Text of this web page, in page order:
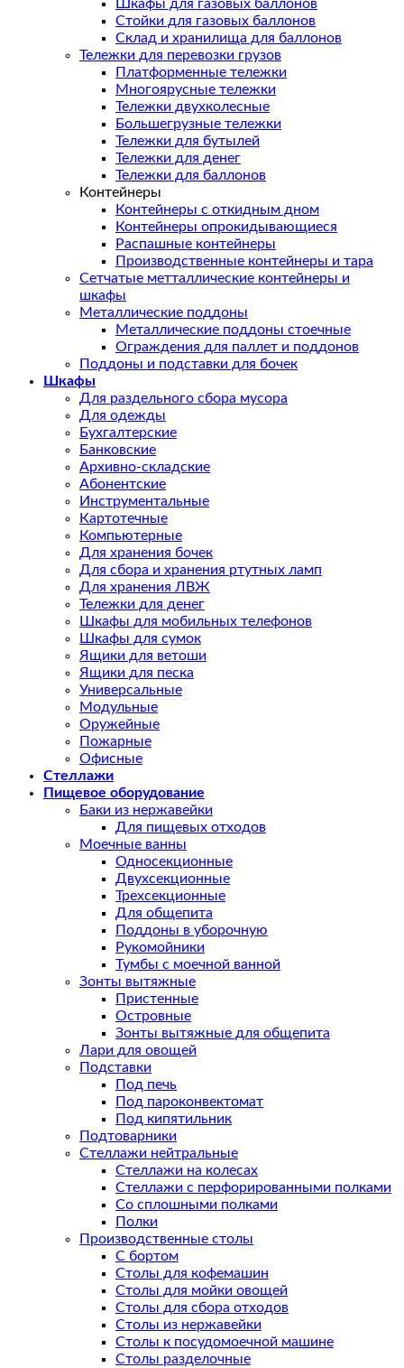
Шкафы для газовых баллонов
Стойки для газовых баллонов
Склад и хранилища для баллонов
Тележки для перевозки грузов
Платформенные тележки
Многоярусные тележки
Тележки двухколесные
Большегрузные тележки
Тележки для бутылей
Тележки для денег
Тележки для баллонов
Контейнеры
Контейнеры с откидным дном
Контейнеры опрокидывающиеся
Распашные контейнеры
Производственные контейнеры и тара
Сетчатые метталлические контейнеры и
шкафы
Металлические поддоны
Металлические поддоны стоечные
Ограждения для паллет и поддонов
Поддоны и подставки для бочек
Шкафы
Для раздельного сбора мусора
Для одежды
Бухгалтерские
Банковские
Архивно-складские
Абонентские
Инструментальные
Картотечные
Компьютерные
Для хранения бочек
Для сбора и хранения ртутных ламп
Для хранения ЛВЖ
Тележки для денег
Шкафы для мобильных телефонов
Шкафы для сумок
Ящики для ветоши
Ящики для песка
Универсальные
Модульные
Оружейные
Пожарные
Офисные
Стеллажи
Пищевое оборудование
Баки из нержавейки
Для пищевых отходов
Моечные ванны
Односекционные
Двухсекционные
Трехсекционные
Для общепита
Поддоны в уборочную
Рукомойники
Тумбы с моечной ванной
Зонты вытяжные
Пристенные
Островные
Зонты вытяжные для общепита
Лари для овощей
Подставки
Под печь
Под пароконвектомат
Под кипятильник
Подтоварники
Стеллажи нейтральные
Стеллажи на колесах
Стеллажи с перфорированными полками
Со сплошными полками
Полки
Производственные столы
С бортом
Столы для кофемашин
Столы для мойки овощей
Столы для сбора отходов
Столы из нержавейки
Столы к посудомоечной машине
Столы разделочные